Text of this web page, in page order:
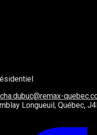
Longueuil, Québec,